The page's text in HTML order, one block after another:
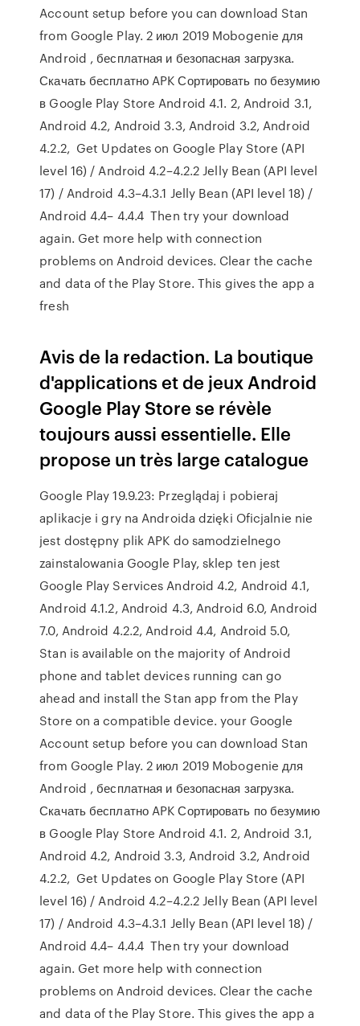
Account setup before you can download Stan
from Google Play. 2 июл 2019 Mobogenie для
Android , бесплатная и безопасная загрузка.
Скачать бесплатно APK Сортировать по безумию
в Google Play Store Android 4.1. 2, Android 3.1,
Android 4.2, Android 3.3, Android 3.2, Android
4.2.2, Get Updates on Google Play Store (API
level 16) / Android 4.2–4.2.2 Jelly Bean (API level
17) / Android 4.3–4.3.1 Jelly Bean (API level 18) /
Android 4.4– 4.4.4 Then try your download
again. Get more help with connection
problems on Android devices. Clear the cache
and data of the Play Store. This gives the app a
fresh
Avis de la redaction. La boutique
d'applications et de jeux Android
Google Play Store se révèle
toujours aussi essentielle. Elle
propose un très large catalogue
Google Play 19.9.23: Przeglądaj i pobieraj
aplikacje i gry na Androida dzięki Oficjalnie nie
jest dostępny plik APK do samodzielnego
zainstalowania Google Play, sklep ten jest
Google Play Services Android 4.2, Android 4.1,
Android 4.1.2, Android 4.3, Android 6.0, Android
7.0, Android 4.2.2, Android 4.4, Android 5.0,
Stan is available on the majority of Android
phone and tablet devices running can go
ahead and install the Stan app from the Play
Store on a compatible device. your Google
Account setup before you can download Stan
from Google Play. 2 июл 2019 Mobogenie для
Android , бесплатная и безопасная загрузка.
Скачать бесплатно APK Сортировать по безумию
в Google Play Store Android 4.1. 2, Android 3.1,
Android 4.2, Android 3.3, Android 3.2, Android
4.2.2, Get Updates on Google Play Store (API
level 16) / Android 4.2–4.2.2 Jelly Bean (API level
17) / Android 4.3–4.3.1 Jelly Bean (API level 18) /
Android 4.4– 4.4.4 Then try your download
again. Get more help with connection
problems on Android devices. Clear the cache
and data of the Play Store. This gives the app a